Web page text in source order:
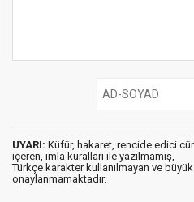
UYARI: Küfür, hakaret, rencide edici
içeren, imla kuralları ile yazılmamış,
Türkçe karakter kullanılmayan ve
onaylanmamaktadır.